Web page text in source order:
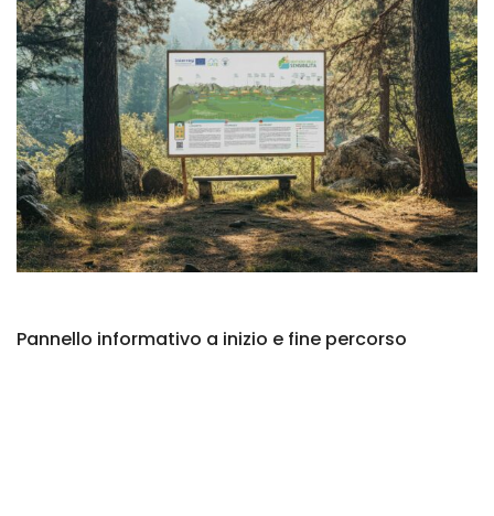
Pannello informativo a inizio e fine percorso